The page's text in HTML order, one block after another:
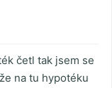
četl tak jsem se
na tu hypotéku